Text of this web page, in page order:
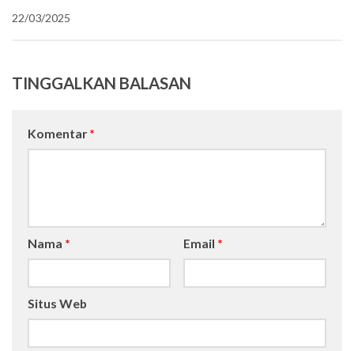
22/03/2025
TINGGALKAN BALASAN
Komentar *
Nama * Email *
Situs Web